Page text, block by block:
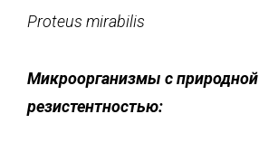
Proteus mirabilis
Микроорганизмы с природной
резистентностью: